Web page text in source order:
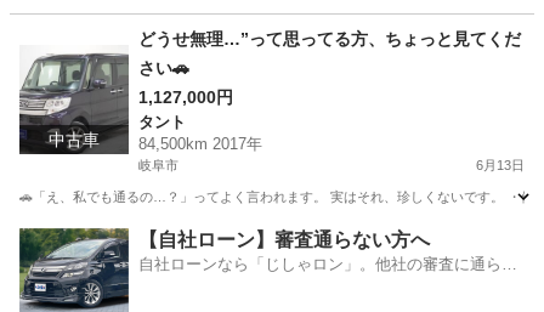
その他
中古車
どうせ無理…”って思ってる方、ちょっと見てくだ
さい🚗
1,127,000円
タント
84,500km 2017年
岐阜市 6月13日
🚗「え、私でも通るの…？」ってよく言われます。 実はそれ、珍しくないです。 ・
岐阜 岐阜市 タント 頭金
【自社ローン】審査通らない方へ
自社ローンなら「じしゃロン」。他社の審査に通らな